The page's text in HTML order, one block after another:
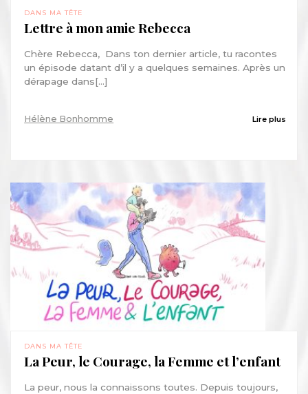
DANS MA TÊTE
Lettre à mon amie Rebecca
Chère Rebecca, Dans ton dernier article, tu racontes
un épisode datant d’il y a quelques semaines. Après un
dérapage dans[...]
Hélène Bonhomme Lire plus
DANS MA TÊTE
La Peur, le Courage, la Femme et l’enfant
La peur, nous la connaissons toutes. Depuis toujours,